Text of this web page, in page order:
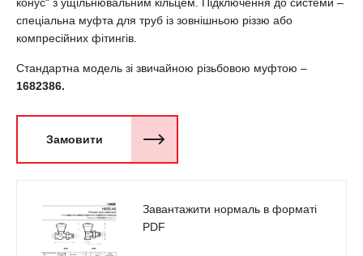
спеціальна муфта для труб із зовнішньою різзю або
компресійних фітингів.
Стандартна модель зі звичайною різьбовою муфтою –
1682386.
Замовити
Завантажити нормаль в форматі
PDF